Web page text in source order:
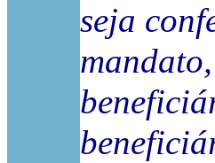
seja